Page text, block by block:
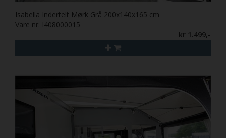
Isabella Indertelt Mørk Grå 200x140x165 cm
Vare nr. I408000015
kr 1.499,-